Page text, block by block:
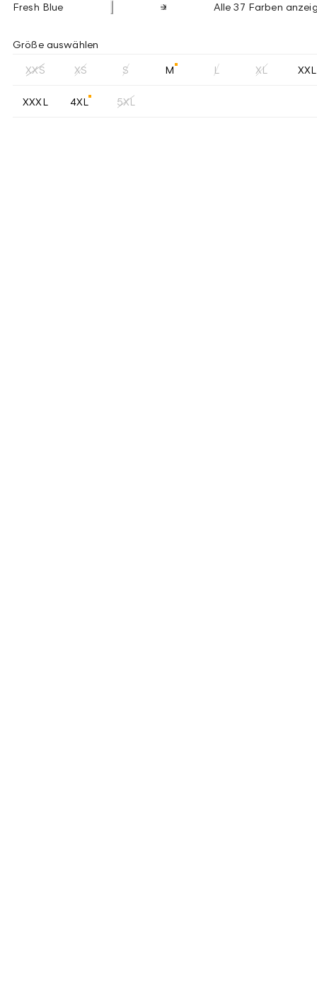
Fresh Blue Alle 37 Farben
Größe auswählen
XXS XS S M L XL XXL
XXXL 4XL 5XL